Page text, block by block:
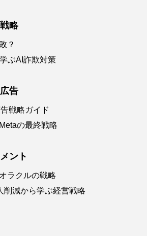
略
？
ぶAI詐欺対策
告
戦略ガイド
の最終戦略
ント
ラクルの戦略
削減から学ぶ経営戦略